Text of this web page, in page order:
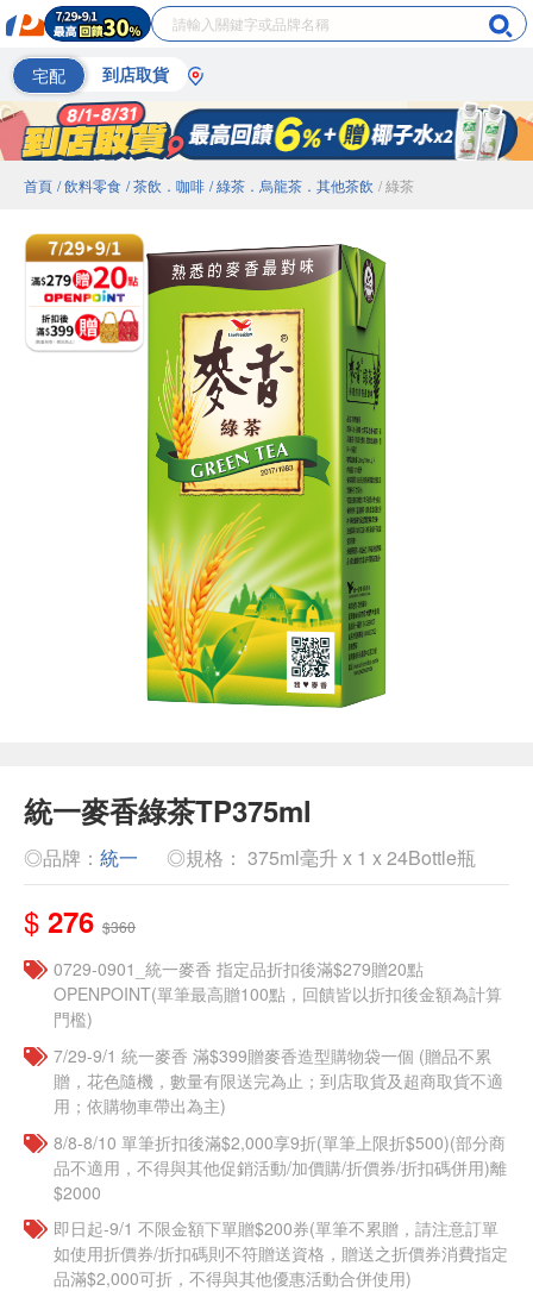
宅配 到店取貨
首頁 / 飲料零食 / 茶飲．咖啡 / 綠茶．烏龍茶．其他茶飲 / 綠茶
統一麥香綠茶TP375ml
◎品牌： 統一 ◎規格： 375ml毫升 x 1 x 24Bottle瓶
$ 276 $360
0729-0901_統一麥香​ 指定品折扣後滿$279贈20點
OPENPOINT(單筆最高贈100點，回饋皆以折扣後金額為計算
門檻)
7/29-9/1 統一麥香​ 滿$399贈麥香造型購物袋一個​ (贈品不累
贈，花色隨機，數量有限送完為止；到店取貨及超商取貨不適
用；依購物車帶出為主)
8/8-8/10 單筆折扣後滿$2,000享9折(單筆上限折$500)(部分商
品不適用，不得與其他促銷活動/加價購/折價券/折扣碼併用)離
$2000
即日起-9/1 不限金額下單贈$200券(單筆不累贈，請注意訂單
如使用折價券/折扣碼則不符贈送資格，贈送之折價券消費指定
品滿$2,000可折，不得與其他優惠活動合併使用)